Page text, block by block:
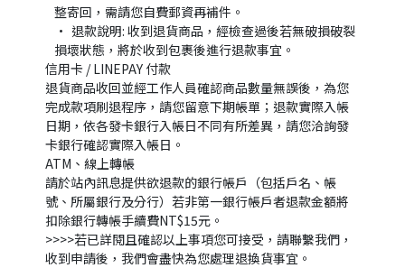
整寄回，需請您自費郵資再補件。
退款說明: 收到退貨商品，經檢查過後若無破損破裂
損壞狀態，將於收到包裹後進行退款事宜。
信用卡 / LINEPAY 付款
退貨商品收回並經工作人員確認商品數量無誤後，為您
完成款項刷退程序，請您留意下期帳單；退款實際入帳
日期，依各發卡銀行入帳日不同有所差異，請您洽詢發
卡銀行確認實際入帳日。
ATM、線上轉帳
請於站內訊息提供欲退款的銀行帳戶（包括戶名、帳
號、所屬銀行及分行）若非第一銀行帳戶者退款金額將
扣除銀行轉帳手續費NT$15元。
>>>>若已詳閱且確認以上事項您可接受，請聯繫我們，
收到申請後，我們會盡快為您處理退換貨事宜。